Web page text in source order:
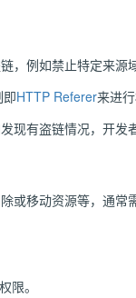
，例如禁止特定来源
HTTP Referer来进
现有盗链情况，开发
或移动资源等，通
限。